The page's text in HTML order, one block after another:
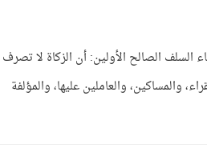
السلف الصالح الأولين: أن الزكاة لا تصرف
والمساكين، والعاملين عليها، والمؤلفة